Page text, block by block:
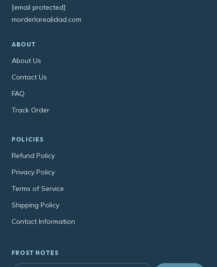
[email protected]
morderlarealidad.com
ABOUT
About Us
Contact Us
FAQ
Track Order
POLICIES
Refund Policy
Privacy Policy
Terms of Service
Shipping Policy
Contact Information
FROST NOTES